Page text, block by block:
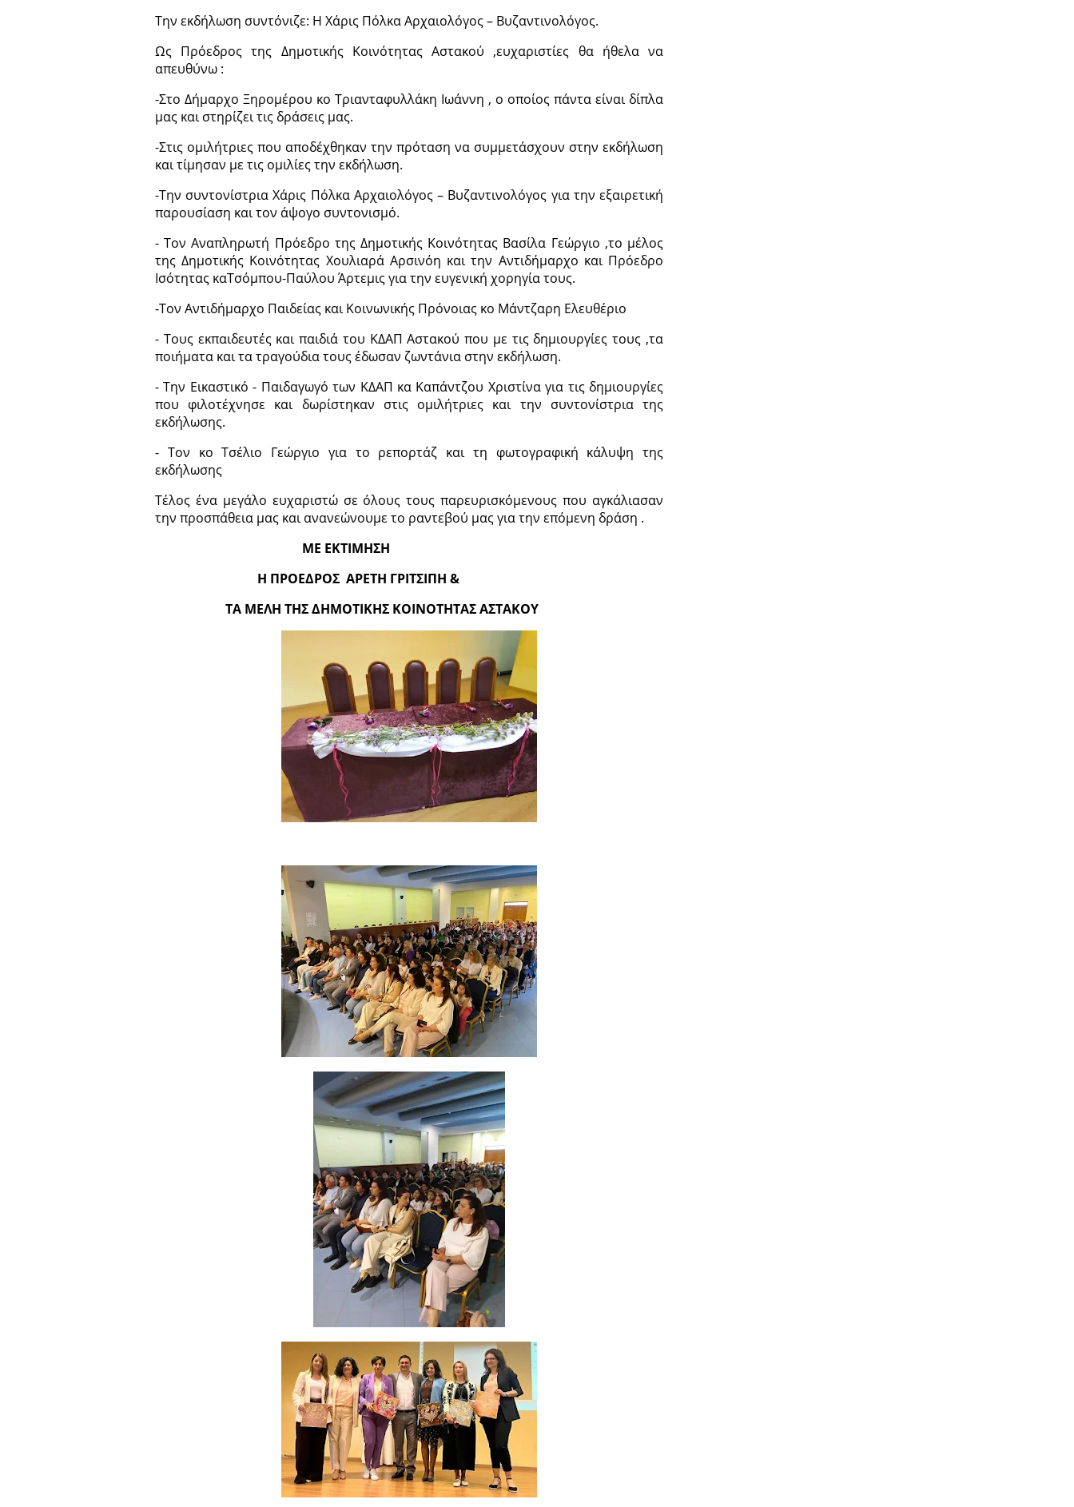
Την εκδήλωση συντόνιζε: Η Χάρις Πόλκα Αρχαιολόγος – Βυζαντινολόγος.
Ως Πρόεδρος της Δημοτικής Κοινότητας Αστακού ,ευχαριστίες θα ήθελα να
απευθύνω :
-Στο Δήμαρχο Ξηρομέρου κο Τριανταφυλλάκη Ιωάννη , ο οποίος πάντα είναι δίπλα
μας και στηρίζει τις δράσεις μας.
-Στις ομιλήτριες που αποδέχθηκαν την πρόταση να συμμετάσχουν στην εκδήλωση
και τίμησαν με τις ομιλίες την εκδήλωση.
-Την συντονίστρια Χάρις Πόλκα Αρχαιολόγος – Βυζαντινολόγος για την εξαιρετική
παρουσίαση και τον άψογο συντονισμό.
- Τον Αναπληρωτή Πρόεδρο της Δημοτικής Κοινότητας Βασίλα Γεώργιο ,το μέλος
της Δημοτικής Κοινότητας Χουλιαρά Αρσινόη και την Αντιδήμαρχο και Πρόεδρο
Ισότητας καΤσόμπου-Παύλου Άρτεμις για την ευγενική χορηγία τους.
-Τον Αντιδήμαρχο Παιδείας και Κοινωνικής Πρόνοιας κο Μάντζαρη Ελευθέριο
- Τους εκπαιδευτές και παιδιά του ΚΔΑΠ Αστακού που με τις δημιουργίες τους ,τα
ποιήματα και τα τραγούδια τους έδωσαν ζωντάνια στην εκδήλωση.
- Την Εικαστικό - Παιδαγωγό των ΚΔΑΠ κα Καπάντζου Χριστίνα για τις δημιουργίες
που φιλοτέχνησε και δωρίστηκαν στις ομιλήτριες και την συντονίστρια της
εκδήλωσης.
- Τον κο Τσέλιο Γεώργιο για το ρεπορτάζ και τη φωτογραφική κάλυψη της
εκδήλωσης
Τέλος ένα μεγάλο ευχαριστώ σε όλους τους παρευρισκόμενους που αγκάλιασαν
την προσπάθεια μας και ανανεώνουμε το ραντεβού μας για την επόμενη δράση .
ΜΕ ΕΚΤΙΜΗΣΗ
Η ΠΡΟΕΔΡΟΣ ΑΡΕΤΗ ΓΡΙΤΣΙΠΗ &
ΤΑ ΜΕΛΗ ΤΗΣ ΔΗΜΟΤΙΚΗΣ ΚΟΙΝΟΤΗΤΑΣ ΑΣΤΑΚΟΥ